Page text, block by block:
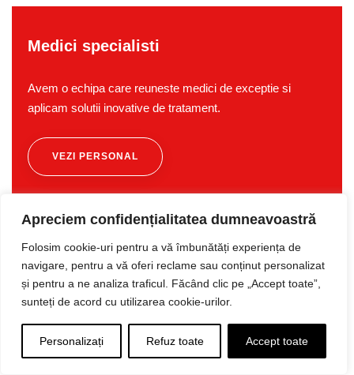
Apreciem confidențialitatea dumneavoastră
Folosim cookie-uri pentru a vă îmbunătăți experiența de
navigare, pentru a vă oferi reclame sau conținut personalizat
și pentru a ne analiza traficul. Făcând clic pe „Accept toate”,
sunteți de acord cu utilizarea cookie-urilor.
Personalizați Refuz toate Accept toate
Medici specialisti
Avem o echipa care reuneste medici de exceptie si
aplicam solutii inovative de tratament.
VEZI PERSONAL
Solicită Programare